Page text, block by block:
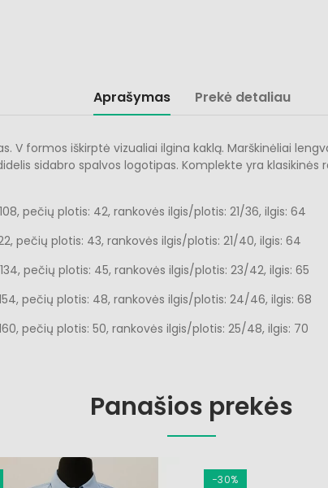
Aprašymas Prekė detaliau
V formos iškirptė vizualiai ilgina kaklą. Marškinėliai
sidabro spalvos logotipas. Komplekte yra
pečių plotis: 42, rankovės ilgis/plotis: 21/36, ilgis: 64
pečių plotis: 43, rankovės ilgis/plotis: 21/40, ilgis: 64
pečių plotis: 45, rankovės ilgis/plotis: 23/42, ilgis: 65
pečių plotis: 48, rankovės ilgis/plotis: 24/46, ilgis: 68
pečių plotis: 50, rankovės ilgis/plotis: 25/48, ilgis: 70
Panašios prekės
−30%